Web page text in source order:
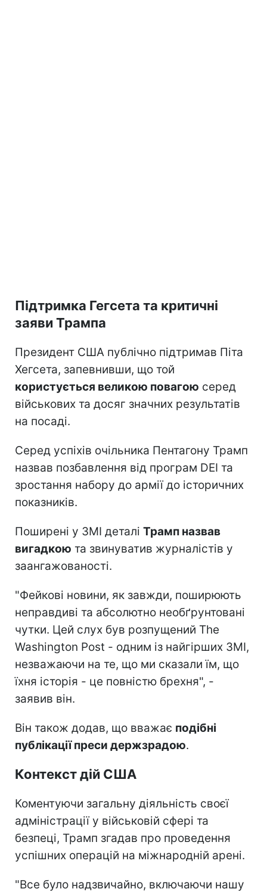
Підтримка Гегсета та критичні
заяви Трампа
Президент США публічно підтримав Піта
Хегсета, запевнивши, що той
користується великою повагою серед
військових та досяг значних результатів
на посаді.
Серед успіхів очільника Пентагону Трамп
назвав позбавлення від програм DEI та
зростання набору до армії до історичних
показників.
Поширені у ЗМІ деталі Трамп назвав
вигадкою та звинуватив журналістів у
заангажованості.
"Фейкові новини, як завжди, поширюють
неправдиві та абсолютно необґрунтовані
чутки. Цей слух був розпущений The
Washington Post - одним із найгірших ЗМІ,
незважаючи на те, що ми сказали їм, що
їхня історія - це повністю брехня", -
заявив він.
Він також додав, що вважає подібні
публікації преси держзрадою.
Контекст дій США
Коментуючи загальну діяльність своєї
адміністрації у військовій сфері та
безпеці, Трамп згадав про проведення
успішних операцій на міжнародній арені.
"Все було надзвичайно, включаючи нашу